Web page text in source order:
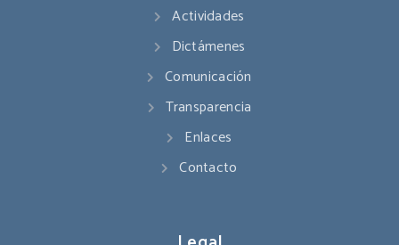
Actividades
Dictámenes
Comunicación
Transparencia
Enlaces
Contacto